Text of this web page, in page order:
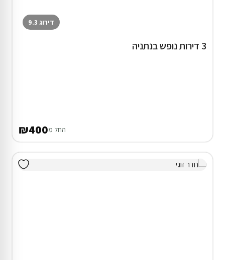
דירוג 9.3
3 דירות נופש בנתניה
החל מ₪400